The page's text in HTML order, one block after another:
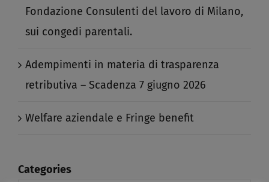
Fondazione Consulenti del lavoro di Milano,
sui congedi parentali.​
Adempimenti in materia di trasparenza
retributiva – Scadenza 7 giugno 2026​
Welfare aziendale e Fringe benefit​
Categories